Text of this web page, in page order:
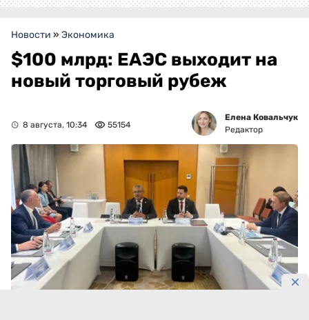
Новости » Экономика
$100 млрд: ЕАЭС выходит на
новый торговый рубеж
8 августа, 10:34 55154
Елена Ковальчук
Редактор